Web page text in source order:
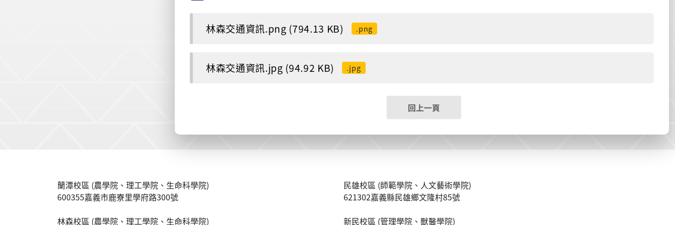
林森交通資訊.png (794.13 KB) .png
林森交通資訊.jpg (94.92 KB) .jpg
回上一頁
蘭潭校區 (農學院、理工學院、生命科學院)
600355嘉義市鹿寮里學府路300號
民雄校區 (師範學院、人文藝術學院)
621302嘉義縣民雄鄉文隆村85號
林森校區 (農學院、理工學院、生命科學院)
新民校區 (管理學院、獸醫學院)